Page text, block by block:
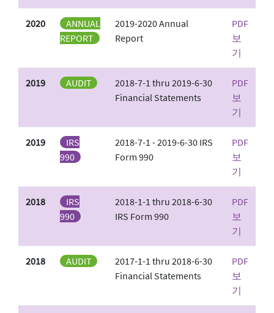
2020
ANNUAL
REPORT
2019-2020 Annual
Report
PDF
보
기
2019 AUDIT
2018-7-1 thru 2019-6-30
Financial Statements
PDF
보
기
2019
IRS
990
2018-7-1 - 2019-6-30 IRS
Form 990
PDF
보
기
2018
IRS
990
2018-1-1 thru 2018-6-30
IRS Form 990
PDF
보
기
2018 AUDIT
2017-1-1 thru 2018-6-30
Financial Statements
PDF
보
기